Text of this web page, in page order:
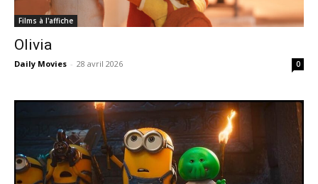
Films à l'affiche
Olivia
Daily Movies - 28 avril 2026 0